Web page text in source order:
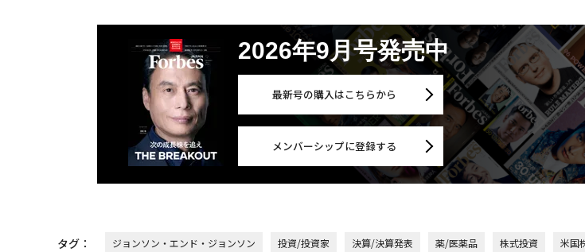
2026年9月号発売中
最新号の購入はこちらから
メンバーシップに登録する
タグ： ジョンソン・エンド・ジョンソン 投資/投資家 決算/決算発表 薬/医薬品 株式投資 米国